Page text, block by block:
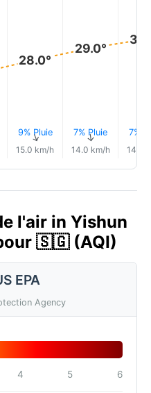
28.0°
9% Pluie
↑
15.0 km/h
29.0°
7% Pluie
↑
14.0 km/h
7%
14.0
l'air in Yishun
🇸🇬 (AQI)
EPA
Agency
4 5 6